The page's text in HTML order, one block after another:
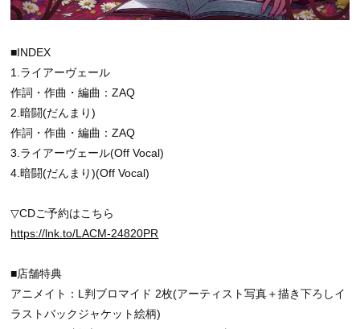
■INDEX
1.ライアーヴェール
作詞・作曲・編曲：ZAQ
2.暗闘(だんまり)
作詞・作曲・編曲：ZAQ
3.ライアーヴェール(Off Vocal)
4.暗闘(だんまり)(Off Vocal)
▽CDご予約はこちら
https://lnk.to/LACM-24820PR
■店舗特典
アニメイト：L判ブロマイド 2枚(アーティスト写真＋描き下ろしイ
ラストバックジャケット絵柄)